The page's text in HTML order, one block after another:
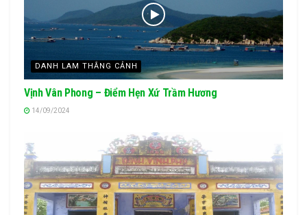
DANH LAM THẮNG CẢNH
Vịnh Vân Phong – Điểm Hẹn Xứ Trầm Hương
14/09/2024